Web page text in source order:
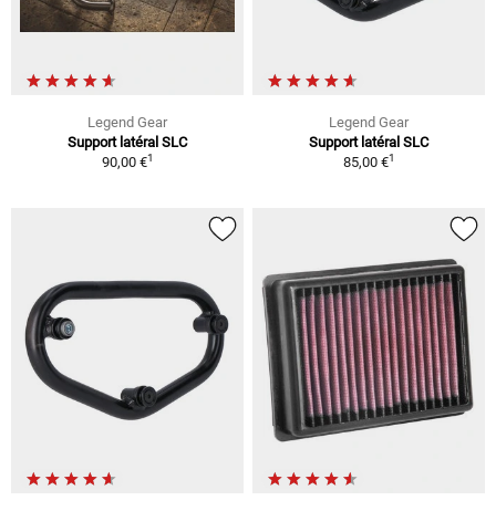
Legend Gear
Support latéral SLC
90,00 €1
Legend Gear
Support latéral SLC
85,00 €1